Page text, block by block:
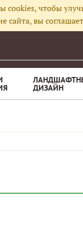
cookies, чтобы
сайта, вы
ДИЗАЙН